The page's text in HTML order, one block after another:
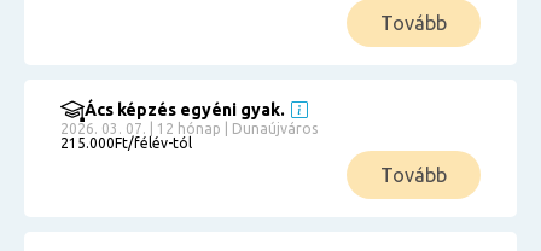
Tovább
Ács képzés egyéni gyak.
2026. 03. 07. | 12 hónap | Dunaújváros
215.000Ft/félév-tól
Tovább